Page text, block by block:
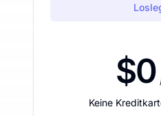
$0
Keine